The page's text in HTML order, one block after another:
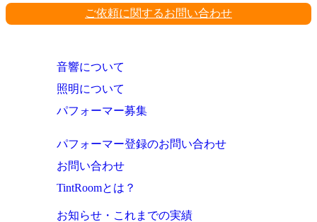
ご依頼に関するお問い合わせ
音響について
照明について
パフォーマー募集
パフォーマー登録のお問い合わせ
お問い合わせ
TintRoomとは？
お知らせ・これまでの実績